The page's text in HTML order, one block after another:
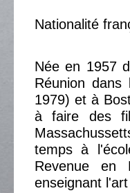
Nationalité
Née en 1957
Réunion
1979) et à
à faire des
temps à
Revenue
enseignant